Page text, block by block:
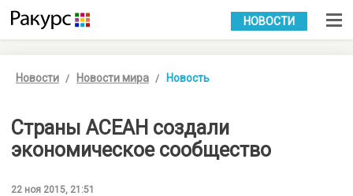
УКР РУС
НОВОСТИ
Новости Новости мира Новость
Страны АСЕАН создали
экономическое сообщество
22 ноя 2015, 21:51